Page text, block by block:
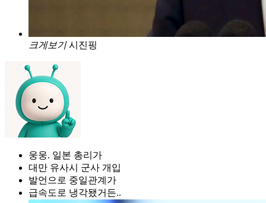
크게보기 시진핑
웅웅. 일본 총리가
대만 유사시 군사 개입
발언으로 중일관계가
급속도로 냉각됐거든..